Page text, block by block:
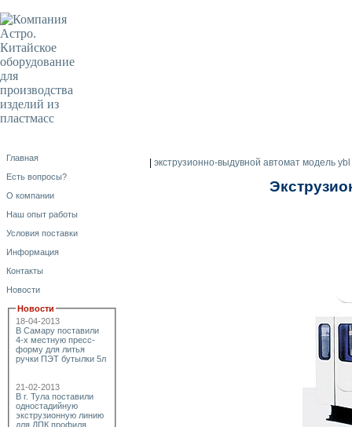
Главная
Есть вопросы?
О компании
Наш опыт работы
Условия поставки
Информация
Контакты
Новости
Новости
18-04-2013
В Самару поставили
4-х местную пресс-
форму для литья
ручки ПЭТ бутылки 5л
21-02-2013
В г. Тула поставили
одностадийную
экструзионную линию
для ДПК профиля
экструзионно-выдувной автомат модель ybl